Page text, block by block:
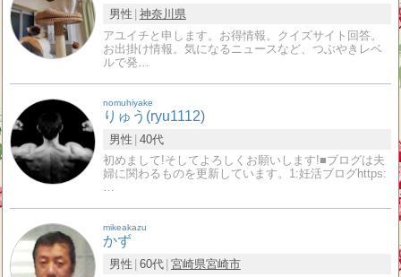
男性 神奈川県
アユイチと申します。お得情報。クイズサイト回答。
お出掛け情報。気になるニュースなど、つぶやきレベ
ルで発…
nomuhiyake
りゅう(ryu1112)
男性 40代
初めまして!そしてよろしくお願いします!■ブログは夫
婦に関わるものを更新しています。1:妊活ブログhttps:
…
mikeakazu
かず
男性 60代 宮崎県宮崎市